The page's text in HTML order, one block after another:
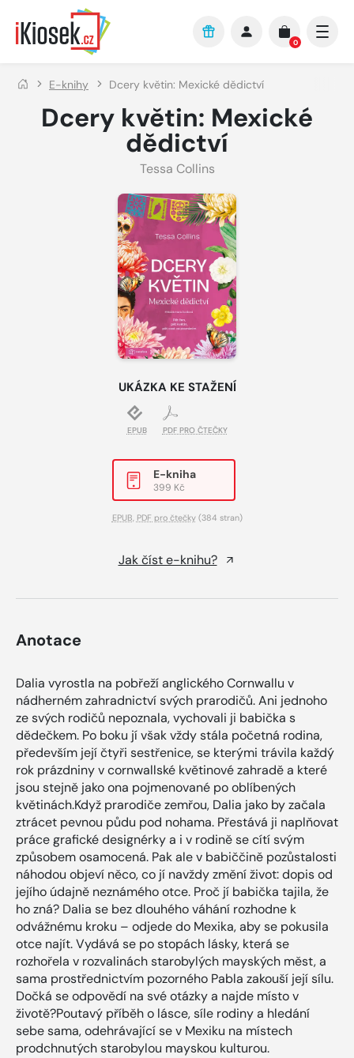
Přejít na hlavní obsah
0
E-knihy Dcery květin: Mexické dědictví
Dcery květin: Mexické
dědictví
Tessa Collins
UKÁZKA KE STAŽENÍ
EPUB PDF PRO ČTEČKY
E-kniha
399 Kč
EPUB, PDF pro čtečky(384 stran)
Jak číst e-knihu?
Anotace
Dalia vyrostla na pobřeží anglického Cornwallu v
nádherném zahradnictví svých prarodičů. Ani jednoho
ze svých rodičů nepoznala, vychovali ji babička s
dědečkem. Po boku jí však vždy stála početná rodina,
především její čtyři sestřenice, se kterými trávila každý
rok prázdniny v cornwallské květinové zahradě a které
jsou stejně jako ona pojmenované po oblíbených
květinách.Když prarodiče zemřou, Dalia jako by začala
ztrácet pevnou půdu pod nohama. Přestává ji naplňovat
práce grafické designérky a i v rodině se cítí svým
způsobem osamocená. Pak ale v babiččině pozůstalosti
náhodou objeví něco, co jí navždy změní život: dopis od
jejího údajně neznámého otce. Proč jí babička tajila, že
ho zná? Dalia se bez dlouhého váhání rozhodne k
odvážnému kroku – odjede do Mexika, aby se pokusila
otce najít. Vydává se po stopách lásky, která se
rozhořela v rozvalinách starobylých mayských měst, a
sama prostřednictvím pozorného Pabla zakouší její sílu.
Dočká se odpovědí na své otázky a najde místo v
životě?Poutavý příběh o lásce, síle rodiny a hledání
sebe sama, odehrávající se v Mexiku na místech
prodchnutých starobylou mayskou kulturou.